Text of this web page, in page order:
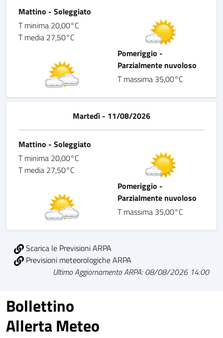
Mattino - Soleggiato
T minima 20,00°C
T media 27,50°C
Pomeriggio -
Parzialmente nuvoloso
T massima 35,00°C
Martedì - 11/08/2026
Mattino - Soleggiato
T minima 20,00°C
T media 27,50°C
Pomeriggio -
Parzialmente nuvoloso
T massima 35,00°C
Scarica le Previsioni ARPA
Previsioni meteorologiche ARPA
Ultimo Aggiornamento ARPA: 08/08/2026 14:00
Bollettino
Allerta Meteo